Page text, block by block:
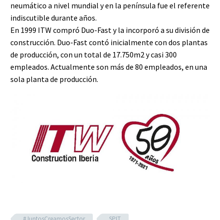
neumático a nivel mundial y en la península fue el referente
indiscutible durante años.
En 1999 ITW compró Duo-Fast y la incorporó a su división de
construcción. Duo-Fast contó inicialmente con dos plantas
de producción, con un total de 17.750m2 y casi 300
empleados. Actualmente son más de 80 empleados, en una
sola planta de producción.